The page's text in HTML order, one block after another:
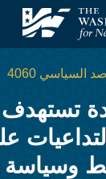
الأدنى
السياسي 4060
وسياسة